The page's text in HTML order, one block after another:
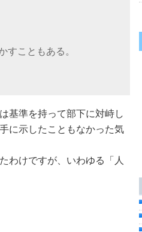
すこともある。
基準を持って部下に対峙し
に示したこともなかった気
わけですが、いわゆる「人